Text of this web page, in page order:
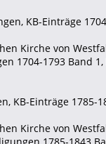
KB-Einträge
Kirche von
1704-1793 Band
KB-Einträge 1785-
Kirche von
1785-1843